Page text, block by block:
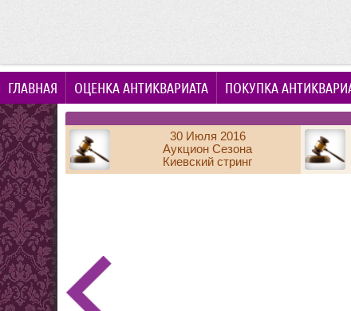
ГЛАВНАЯ ОЦЕНКА АНТИКВАРИАТА ПОКУПКА
30 Июля 2016
Аукцион Сезона
Киевский стринг